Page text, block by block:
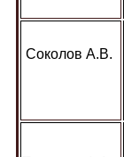
Соколов А.В.